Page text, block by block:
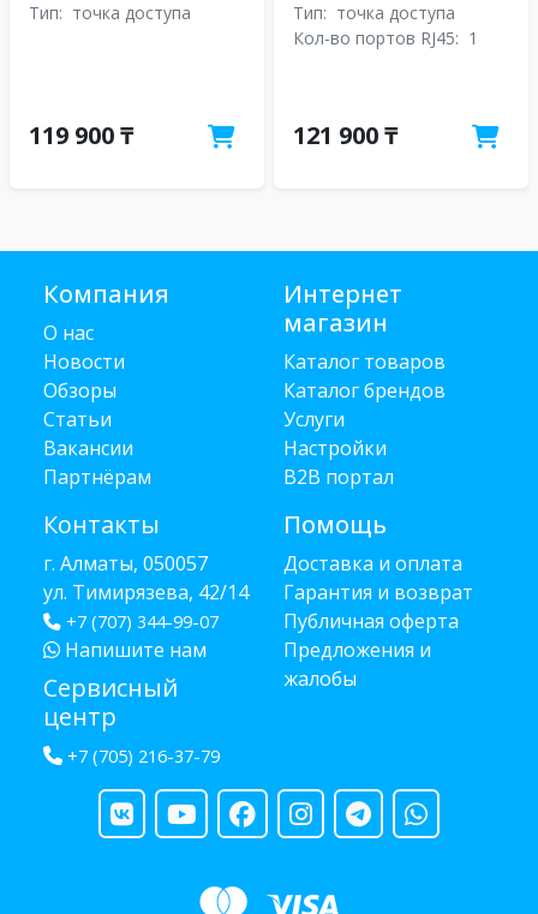
Тип: точка доступа
119 900 ₸
Тип: точка доступа
Кол-во портов RJ45: 1
121 900 ₸
Компания
О нас
Новости
Обзоры
Статьи
Вакансии
Партнёрам
Контакты
г. Алматы, 050057
ул. Тимирязева, 42/14
+7 (707) 344-99-07
Напишите нам
Сервисный
центр
+7 (705) 216-37-79
Интернет
магазин
Каталог товаров
Каталог брендов
Услуги
Настройки
B2B портал
Помощь
Доставка и оплата
Гарантия и возврат
Публичная оферта
Предложения и
жалобы